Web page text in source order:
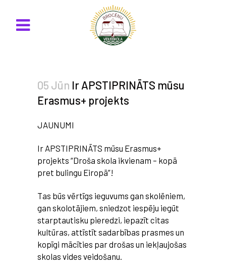
05 Jūn Ir APSTIPRINĀTS mūsu
Erasmus+ projekts
JAUNUMI
Ir APSTIPRINĀTS mūsu Erasmus+
projekts “Droša skola ikvienam – kopā
pret bulingu Eiropā”!
Tas būs vērtīgs ieguvums gan skolēniem,
gan skolotājiem, sniedzot iespēju iegūt
starptautisku pieredzi, iepazīt citas
kultūras, attīstīt sadarbības prasmes un
kopīgi mācīties par drošas un iekļaujošas
skolas vides veidošanu.